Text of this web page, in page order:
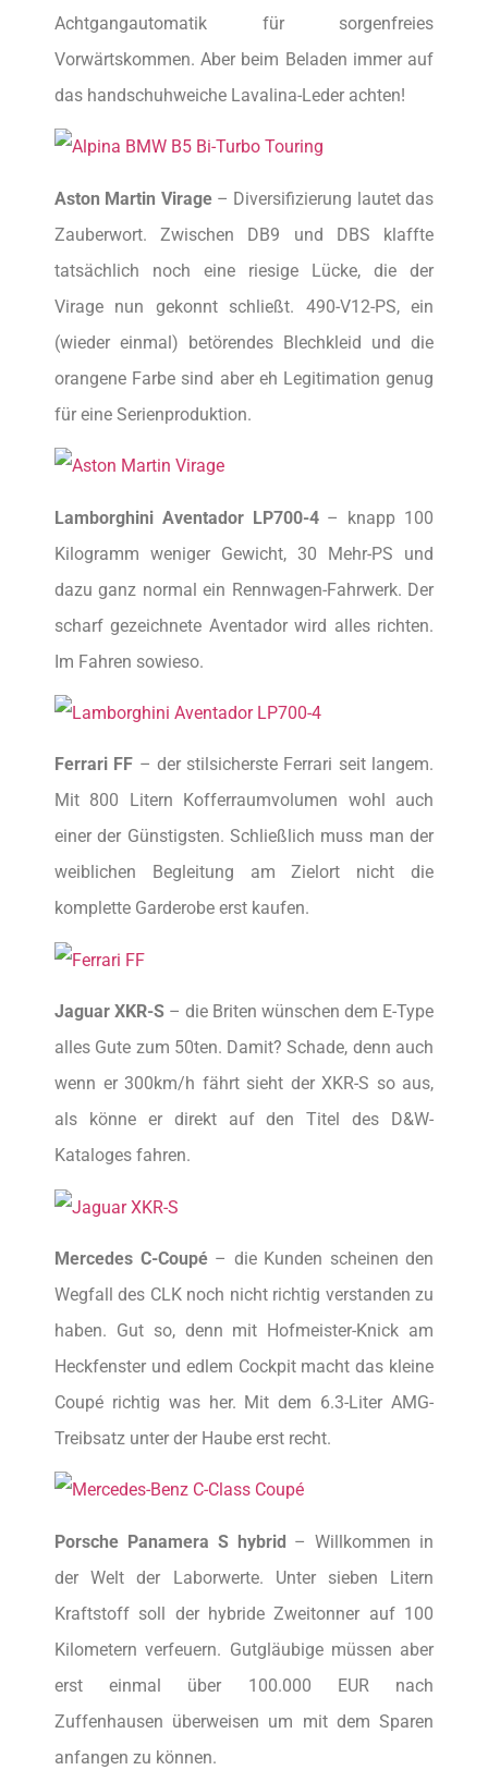
Achtgangautomatik für sorgenfreies
Vorwärtskommen. Aber beim Beladen immer auf
das handschuhweiche Lavalina-Leder achten!
Aston Martin Virage– Diversifizierung lautet das
Zauberwort. Zwischen DB9 und DBS klaffte
tatsächlich noch eine riesige Lücke, die der
Virage nun gekonnt schließt. 490-V12-PS, ein
(wieder einmal) betörendes Blechkleid und die
orangene Farbe sind aber eh Legitimation genug
für eine Serienproduktion.
Lamborghini Aventador LP700-4– knapp 100
Kilogramm weniger Gewicht, 30 Mehr-PS und
dazu ganz normal ein Rennwagen-Fahrwerk. Der
scharf gezeichnete Aventador wird alles richten.
Im Fahren sowieso.
Ferrari FF – der stilsicherste Ferrari seit langem.
Mit 800 Litern Kofferraumvolumen wohl auch
einer der Günstigsten. Schließlich muss man der
weiblichen Begleitung am Zielort nicht die
komplette Garderobe erst kaufen.
Jaguar XKR-S – die Briten wünschen dem E-Type
alles Gute zum 50ten. Damit? Schade, denn auch
wenn er 300km/h fährt sieht der XKR-S so aus,
als könne er direkt auf den Titel des D&W-
Kataloges fahren.
Mercedes C-Coupé– die Kunden scheinen den
Wegfall des CLK noch nicht richtig verstanden zu
haben. Gut so, denn mit Hofmeister-Knick am
Heckfenster und edlem Cockpit macht das kleine
Coupé richtig was her. Mit dem 6.3-Liter AMG-
Treibsatz unter der Haube erst recht.
Porsche Panamera S hybrid – Willkommen in
der Welt der Laborwerte. Unter sieben Litern
Kraftstoff soll der hybride Zweitonner auf 100
Kilometern verfeuern. Gutgläubige müssen aber
erst einmal über 100.000 EUR nach
Zuffenhausen überweisen um mit dem Sparen
anfangen zu können.